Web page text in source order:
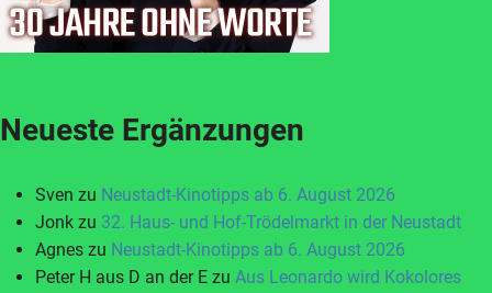
Neueste Ergänzungen
Sven zu Neustadt-Kinotipps ab 6. August 2026
Jonk zu 32. Haus- und Hof-Trödelmarkt in der Neustadt
Agnes zu Neustadt-Kinotipps ab 6. August 2026
Peter H aus D an der E zu Aus Leonardo wird Kokolores